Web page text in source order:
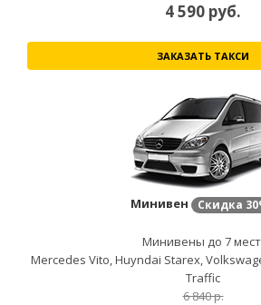
4 590 руб.
ЗАКАЗАТЬ ТАКСИ
Минивен Скидка
Минивены до 7
Mercedes Vito, Huyndai Starex,
Traffic
6 840 р.